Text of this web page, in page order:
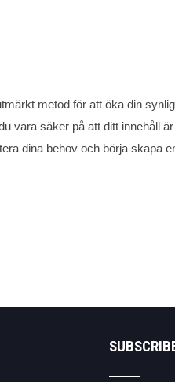
metod för att öka din
vara säker på att ditt innehåll
dina behov och börja skapa